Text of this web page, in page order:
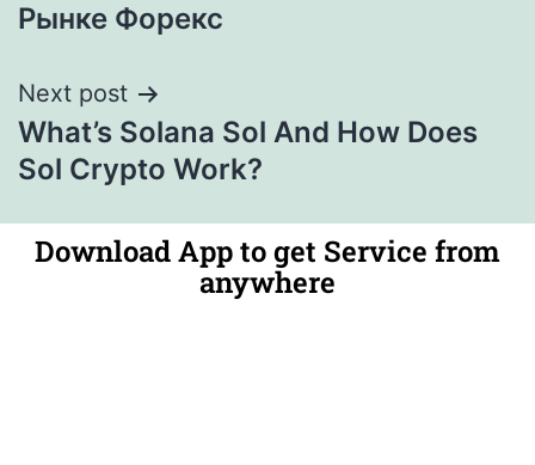
Рынке Форекс
Next post
What’s Solana Sol And How Does
Sol Crypto Work?
Download App to get Service from
anywhere